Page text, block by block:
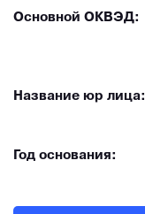
Основной ОКВЭД:
Название юр лица:
Год основания: